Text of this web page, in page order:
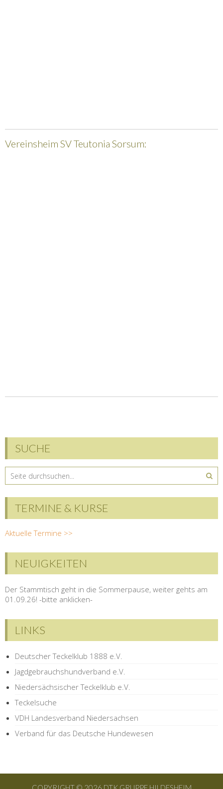
Vereinsheim SV Teutonia Sorsum:
SUCHE
TERMINE & KURSE
Aktuelle Termine >>
NEUIGKEITEN
Der Stammtisch geht in die Sommerpause, weiter gehts am
01.09.26! -bitte anklicken-
LINKS
Deutscher Teckelklub 1888 e.V.
Jagdgebrauchshundverband e.V.
Niedersächsischer Teckelklub e.V.
Teckelsuche
VDH Landesverband Niedersachsen
Verband für das Deutsche Hundewesen